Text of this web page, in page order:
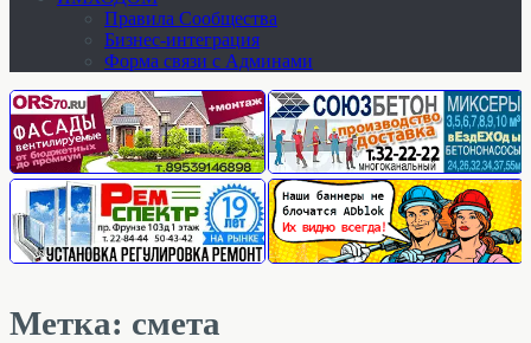
Правила Сообщества
Бизнес-интеграция
Форма связи с Админами
Метка: смета